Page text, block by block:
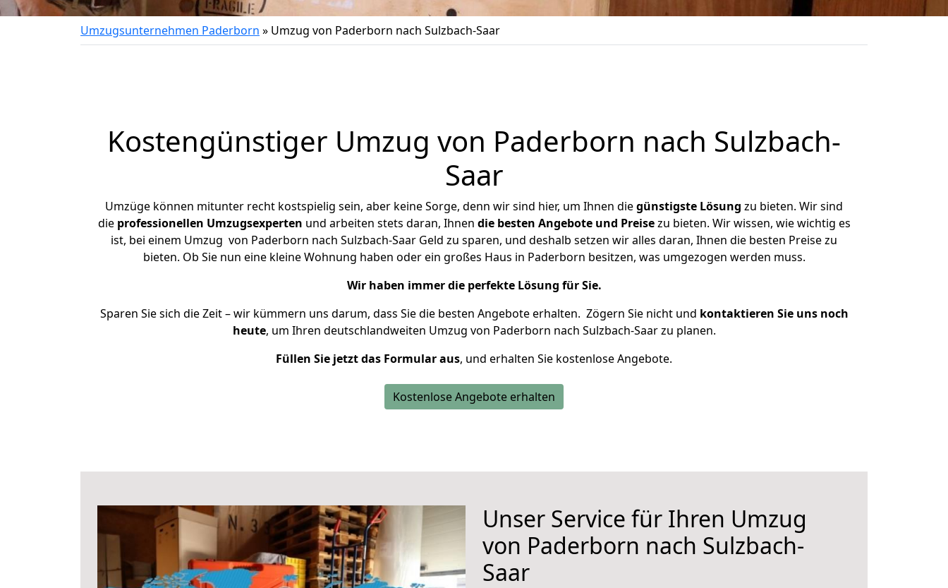
Umzugsunternehmen Paderborn » Umzug von Paderborn nach Sulzbach-Saar
Kostengünstiger Umzug von Paderborn nach Sulzbach-
Saar
Umzüge können mitunter recht kostspielig sein, aber keine Sorge, denn wir sind hier, um Ihnen diegünstigste Lösung zu bieten. Wir sind
die professionellen Umzugsexperten und arbeiten stets daran, Ihnen die besten Angebote und Preisezu bieten. Wir wissen, wie wichtig es
ist, bei einem Umzug von Paderborn nach Sulzbach-Saar Geld zu sparen, und deshalb setzen wir alles daran, Ihnen die besten Preise zu
bieten. Ob Sie nun eine kleine Wohnung haben oder ein großes Haus in Paderborn besitzen, was umgezogen werden muss.
Wir haben immer die perfekte Lösung für Sie.
Sparen Sie sich die Zeit – wir kümmern uns darum, dass Sie die besten Angebote erhalten. Zögern Sie nicht und kontaktieren Sie uns noch
heute, um Ihren deutschlandweiten Umzug von Paderborn nach Sulzbach-Saar zu planen.
Füllen Sie jetzt das Formular aus, und erhalten Sie kostenlose Angebote.
Kostenlose Angebote erhalten
Unser Service für Ihren Umzug
von Paderborn nach Sulzbach-
Saar